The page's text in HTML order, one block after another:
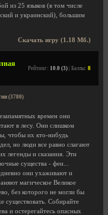
из 25 языков (в том числе
и украинский), большим
Скачать игру (1.18 Мб.)
Рейтинг: 10.0 (3) | Баллы: 8
(3780)
времен они
в лесу. Они слишком
чтобы их кто-нибудь
но люди все равно слагают
легенды и сказания. Эти
существа - феи...
они ухаживают и
магическое Великое
без которого не могли бы
существовать. Собирайте
и остерегайтесь опасных